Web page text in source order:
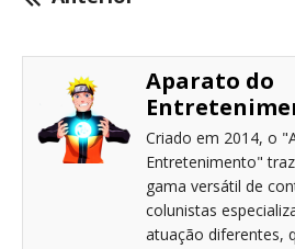
Aparato do
Criado em 2014, o
Entretenimento"
gama versátil de
colunistas
atuação diferentes,